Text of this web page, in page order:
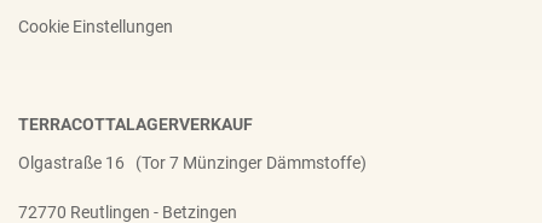
Cookie Einstellungen
TERRACOTTALAGERVERKAUF
Olgastraße 16 (Tor 7 Münzinger Dämmstoffe)
72770 Reutlingen - Betzingen